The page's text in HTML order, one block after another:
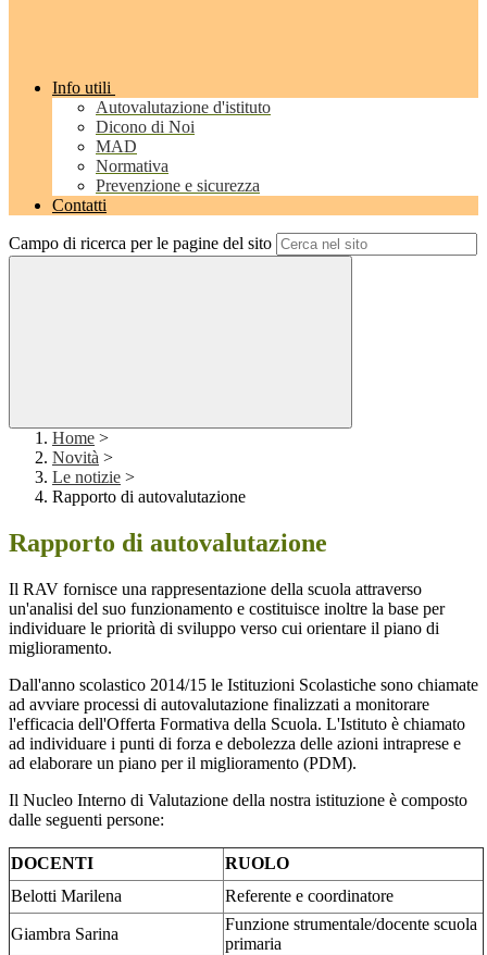
Info utili
Autovalutazione d'istituto
Dicono di Noi
MAD
Normativa
Prevenzione e sicurezza
Contatti
Campo di ricerca per le pagine del sito
Home >
Novità >
Le notizie >
Rapporto di autovalutazione
Rapporto di autovalutazione
Il RAV fornisce una rappresentazione della scuola attraverso
un'analisi del suo funzionamento e costituisce inoltre la base per
individuare le priorità di sviluppo verso cui orientare il piano di
miglioramento.
Dall'anno scolastico 2014/15 le Istituzioni Scolastiche sono chiamate
ad avviare processi di autovalutazione finalizzati a monitorare
l'efficacia dell'Offerta Formativa della Scuola. L'Istituto è chiamato
ad individuare i punti di forza e debolezza delle azioni intraprese e
ad elaborare un piano per il miglioramento (PDM).
Il Nucleo Interno di Valutazione della nostra istituzione è composto
dalle seguenti persone:
DOCENTI
RUOLO
Belotti Marilena
Referente e coordinatore
Giambra Sarina
Funzione strumentale/docente scuola
primaria